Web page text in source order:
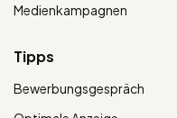
Medienkampagnen
Tipps
Bewerbungsgespräch